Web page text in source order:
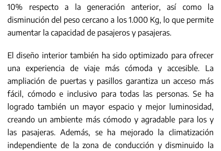
10% respecto a la generación anterior, así como la
disminución del peso cercano a los 1.000 Kg, lo que permite
aumentar la capacidad de pasajeros y pasajeras.
El diseño interior también ha sido optimizado para ofrecer
una experiencia de viaje más cómoda y accesible. La
ampliación de puertas y pasillos garantiza un acceso más
fácil, cómodo e inclusivo para todas las personas. Se ha
logrado también un mayor espacio y mejor luminosidad,
creando un ambiente más cómodo y agradable para los y
las pasajeras. Además, se ha mejorado la climatización
independiente de la zona de conducción y disminuido la